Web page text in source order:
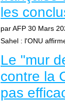
les
par AFP 30 Mars
Sahel : l'ONU
Le "mur
contre la
pas